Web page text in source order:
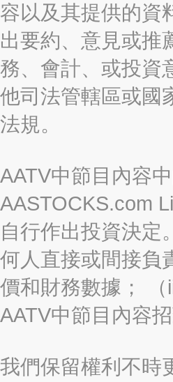
容以及其提供的資
出要約、意見或推
務、會計、或投資
他司法管轄區或國
法規。
AATV中節目內容
AASTOCKS.com
自行作出投資決定
何人直接或間接負
價和財務數據；
AATV中節目內容
我們保留權利不時